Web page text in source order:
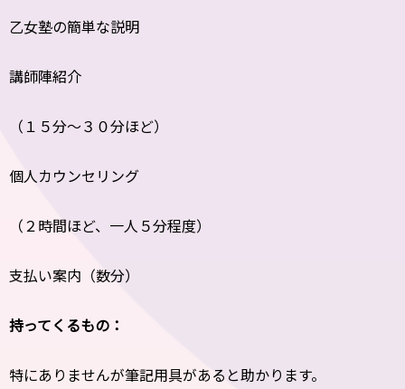
乙女塾の簡単な説明
講師陣紹介
（１５分～３０分ほど）
個人カウンセリング
（２時間ほど、一人５分程度）
支払い案内（数分）
持ってくるもの：
特にありませんが筆記用具があると助かります。